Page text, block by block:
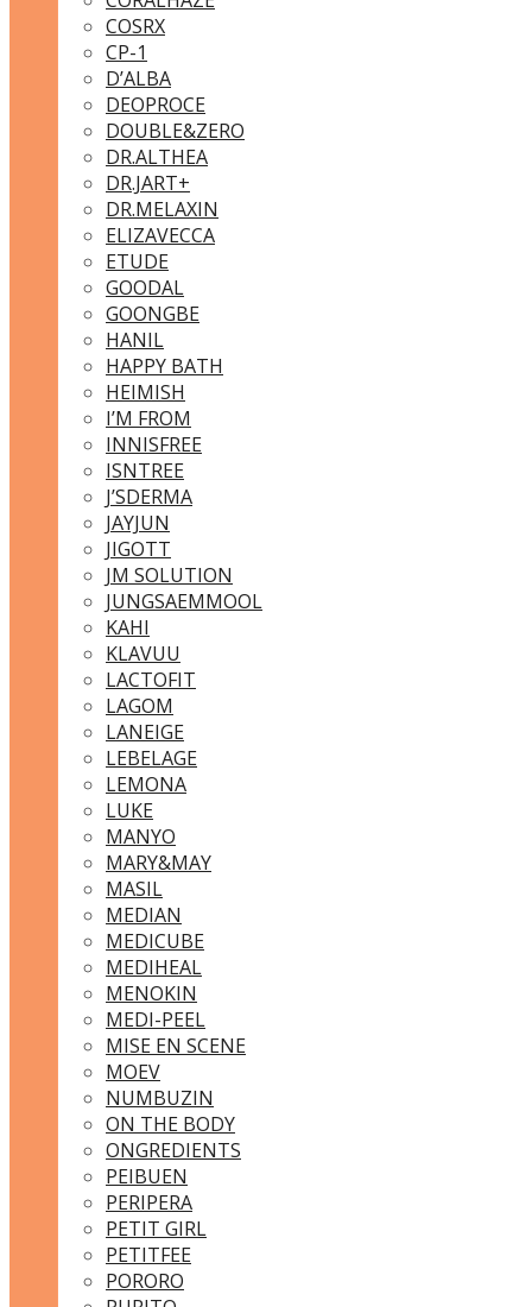
COSRX
CP-1
D’ALBA
DEOPROCE
DOUBLE&ZERO
DR.ALTHEA
DR.JART+
DR.MELAXIN
ELIZAVECCA
ETUDE
GOODAL
GOONGBE
HANIL
HAPPY BATH
HEIMISH
I’M FROM
INNISFREE
ISNTREE
J’SDERMA
JAYJUN
JIGOTT
JM SOLUTION
JUNGSAEMMOOL
KAHI
KLAVUU
LACTOFIT
LAGOM
LANEIGE
LEBELAGE
LEMONA
LUKE
MANYO
MARY&MAY
MASIL
MEDIAN
MEDICUBE
MEDIHEAL
MENOKIN
MEDI-PEEL
MISE EN SCENE
MOEV
NUMBUZIN
ON THE BODY
ONGREDIENTS
PEIBUEN
PERIPERA
PETIT GIRL
PETITFEE
PORORO